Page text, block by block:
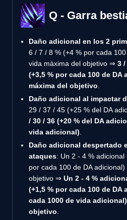
Q - Garra
Daño adicional en los 2
6 / 7 / 8 % (+4 % por cada
vida máxima del objetivo ⇒ 3 /
(+3,5 % por cada 100 de
máxima del objetivo
Daño adicional al impactar
29 / 37 / 45 (+25 % del DA
/ 30 / 36 (+20 % del DA
vida adicional)
Daño adicional despertado
ataques: Un 2 - 4 %
por cada 100 de DA
objetivo ⇒ Un 2 - 4 %
(+1,5 % por cada 100 de DA
cada 1000 de vida
objetivo